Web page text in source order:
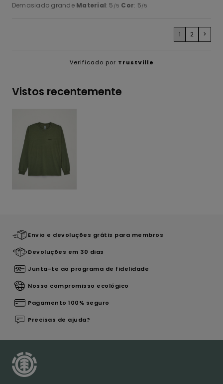
Demasiado grande Material: 5 /5 Cor: 5/5
1 2 >
Verificado por TrustVille
Vistos recentemente
Envio e devoluções grátis para membros
Devoluções em 30 dias
Junta-te ao programa de fidelidade
Nosso compromisso ecológico
Pagamento 100% seguro
Precisas de ajuda?